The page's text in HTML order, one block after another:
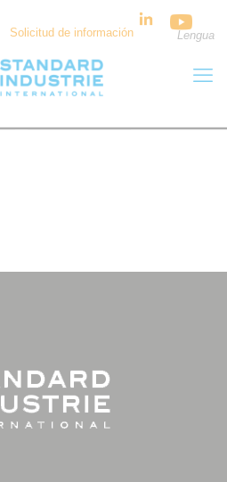
Solicitud de información Lengua